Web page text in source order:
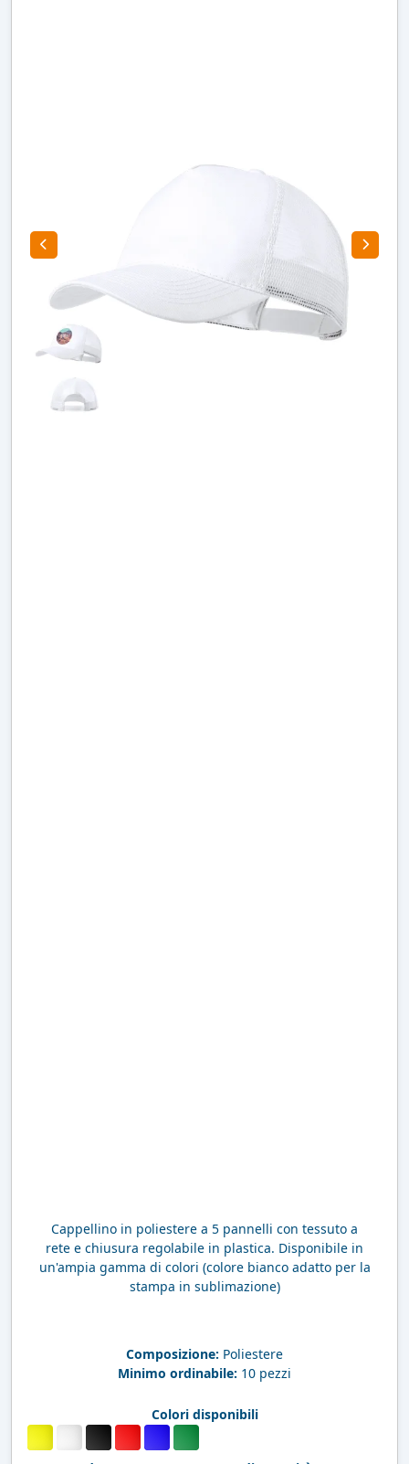
Cappellino in poliestere a 5 pannelli con tessuto a
rete e chiusura regolabile in plastica. Disponibile in
un'ampia gamma di colori (colore bianco adatto per la
stampa in sublimazione)
Composizione: Poliestere
Minimo ordinabile: 10 pezzi
Colori disponibili